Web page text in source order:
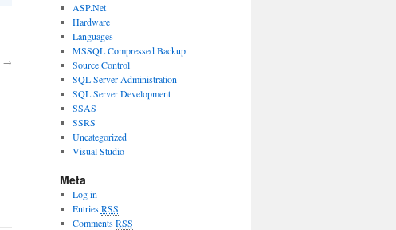
→
ASP.Net
Hardware
Languages
MSSQL Compressed Backup
Source Control
SQL Server Administration
SQL Server Development
SSAS
SSRS
Uncategorized
Visual Studio
Meta
Log in
EntriesRSS
CommentsRSS